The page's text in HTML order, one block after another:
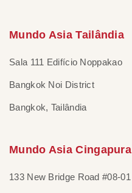
Mundo Asia Tailândia
Sala 111 Edifício Noppakao
Bangkok Noi District
Bangkok, Tailândia
Mundo Asia Cingapura
133 New Bridge Road #08-01